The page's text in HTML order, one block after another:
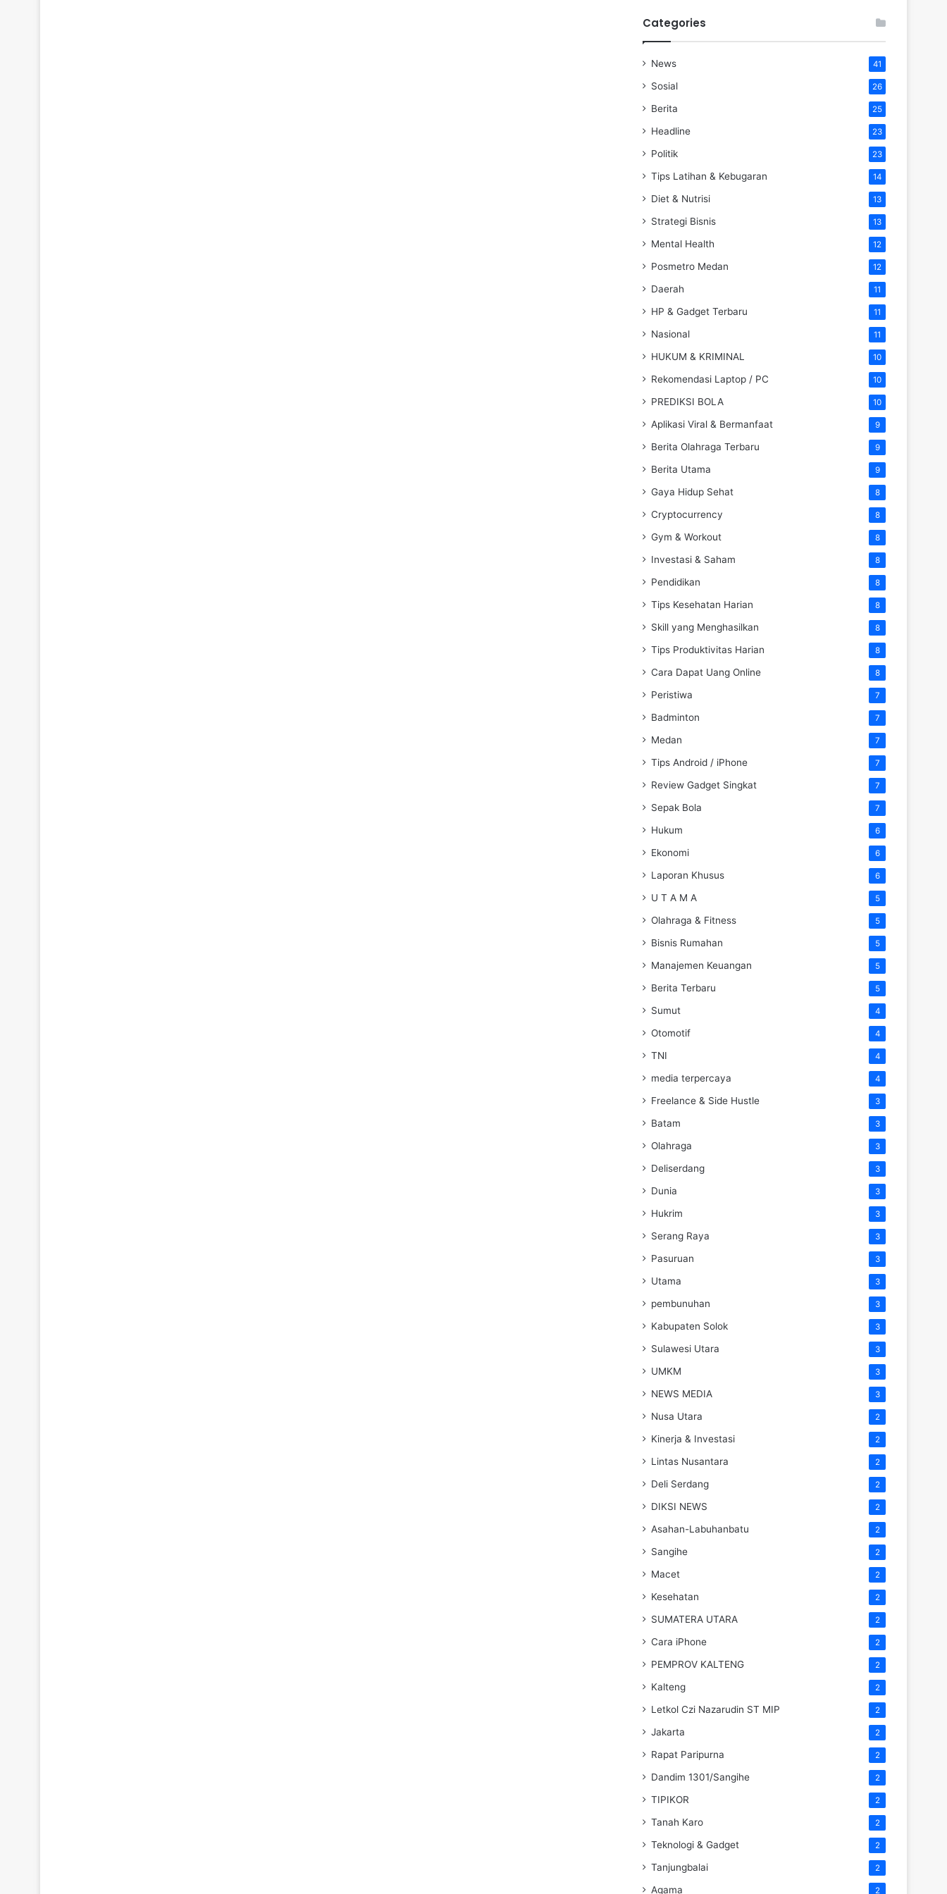
Categories
News 41
Sosial 26
Berita 25
Headline 23
Politik 23
Tips Latihan & Kebugaran 14
Diet & Nutrisi 13
Strategi Bisnis 13
Mental Health 12
Posmetro Medan 12
Daerah 11
HP & Gadget Terbaru 11
Nasional 11
HUKUM & KRIMINAL 10
Rekomendasi Laptop / PC 10
PREDIKSI BOLA 10
Aplikasi Viral & Bermanfaat 9
Berita Olahraga Terbaru 9
Berita Utama 9
Gaya Hidup Sehat 8
Cryptocurrency 8
Gym & Workout 8
Investasi & Saham 8
Pendidikan 8
Tips Kesehatan Harian 8
Skill yang Menghasilkan 8
Tips Produktivitas Harian 8
Cara Dapat Uang Online 8
Peristiwa 7
Badminton 7
Medan 7
Tips Android / iPhone 7
Review Gadget Singkat 7
Sepak Bola 7
Hukum 6
Ekonomi 6
Laporan Khusus 6
U T A M A 5
Olahraga & Fitness 5
Bisnis Rumahan 5
Manajemen Keuangan 5
Berita Terbaru 5
Sumut 4
Otomotif 4
TNI 4
media terpercaya 4
Freelance & Side Hustle 3
Batam 3
Olahraga 3
Deliserdang 3
Dunia 3
Hukrim 3
Serang Raya 3
Pasuruan 3
Utama 3
pembunuhan 3
Kabupaten Solok 3
Sulawesi Utara 3
UMKM 3
NEWS MEDIA 3
Nusa Utara 2
Kinerja & Investasi 2
Lintas Nusantara 2
Deli Serdang 2
DIKSI NEWS 2
Asahan-Labuhanbatu 2
Sangihe 2
Macet 2
Kesehatan 2
SUMATERA UTARA 2
Cara iPhone 2
PEMPROV KALTENG 2
Kalteng 2
Letkol Czi Nazarudin ST MIP 2
Jakarta 2
Rapat Paripurna 2
Dandim 1301/Sangihe 2
TIPIKOR 2
Tanah Karo 2
Teknologi & Gadget 2
Tanjungbalai 2
Agama 2